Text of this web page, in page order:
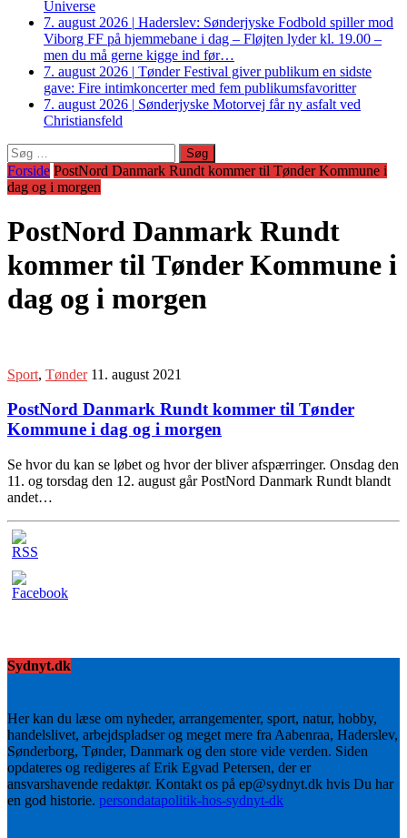
Universe
7. august 2026 | Haderslev: Sønderjyske Fodbold spiller mod
Viborg FF på hjemmebane i dag – Fløjten lyder kl. 19.00 –
men du må gerne kigge ind før…
7. august 2026 | Tønder Festival giver publikum en sidste
gave: Fire intimkoncerter med fem publikumsfavoritter
7. august 2026 | Sønderjyske Motorvej får ny asfalt ved
Christiansfeld
Søg
efter:
Forside PostNord Danmark Rundt kommer til Tønder Kommune i
dag og i morgen
PostNord Danmark Rundt
kommer til Tønder Kommune i
dag og i morgen
Sport, Tønder 11. august 2021
PostNord Danmark Rundt kommer til Tønder
Kommune i dag og i morgen
Se hvor du kan se løbet og hvor der bliver afspærringer. Onsdag den
11. og torsdag den 12. august går PostNord Danmark Rundt blandt
andet…
Sydnyt.dk
Her kan du læse om nyheder, arrangementer, sport, natur, hobby,
handelslivet, arbejdspladser og meget mere fra Aabenraa, Haderslev,
Sønderborg, Tønder, Danmark og den store vide verden. Siden
opdateres og redigeres af Erik Egvad Petersen, der er
ansvarshavende redaktør. Kontakt os på ep@sydnyt.dk hvis Du har
en god historie. persondatapolitik-hos-sydnyt-dk